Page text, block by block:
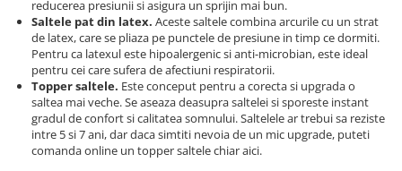
reducerea presiunii si asigura un sprijin mai bun.
Saltele pat din latex. Aceste saltele combina arcurile cu un strat
de latex, care se pliaza pe punctele de presiune in timp ce dormiti.
Pentru ca latexul este hipoalergenic si anti-microbian, este ideal
pentru cei care sufera de afectiuni respiratorii.
Topper saltele. Este conceput pentru a corecta si upgrada o
saltea mai veche. Se aseaza deasupra saltelei si sporeste instant
gradul de confort si calitatea somnului. Saltelele ar trebui sa reziste
intre 5 si 7 ani, dar daca simtiti nevoia de un mic upgrade, puteti
comanda online un topper saltele chiar aici.